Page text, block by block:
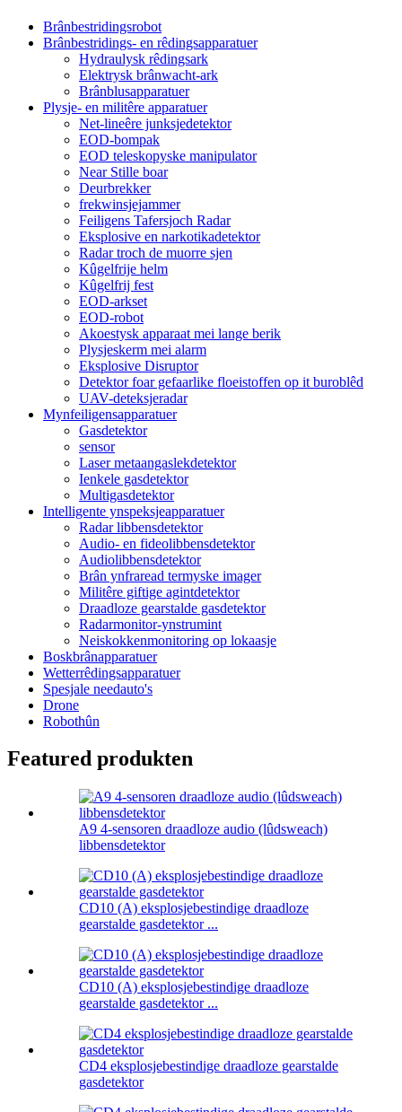
Brânbestridingsrobot
Brânbestridings- en rêdingsapparatuer
Hydraulysk rêdingsark
Elektrysk brânwacht-ark
Brânblusapparatuer
Plysje- en militêre apparatuer
Net-lineêre junksjedetektor
EOD-bompak
EOD teleskopyske manipulator
Near Stille boar
Deurbrekker
frekwinsjejammer
Feiligens Tafersjoch Radar
Eksplosive en narkotikadetektor
Radar troch de muorre sjen
Kûgelfrije helm
Kûgelfrij fest
EOD-arkset
EOD-robot
Akoestysk apparaat mei lange berik
Plysjeskerm mei alarm
Eksplosive Disruptor
Detektor foar gefaarlike floeistoffen op it buroblêd
UAV-deteksjeradar
Mynfeiligensapparatuer
Gasdetektor
sensor
Laser metaangaslekdetektor
Ienkele gasdetektor
Multigasdetektor
Intelligente ynspeksjeapparatuer
Radar libbensdetektor
Audio- en fideolibbensdetektor
Audiolibbensdetektor
Brân ynfraread termyske imager
Militêre giftige agintdetektor
Draadloze gearstalde gasdetektor
Radarmonitor-ynstrumint
Neiskokkenmonitoring op lokaasje
Boskbrânapparatuer
Wetterrêdingsapparatuer
Spesjale needauto's
Drone
Robothûn
Featured produkten
A9 4-sensoren draadloze audio (lûdsweach)
libbensdetektor
CD10 (A) eksplosjebestindige draadloze
gearstalde gasdetektor ...
CD10 (A) eksplosjebestindige draadloze
gearstalde gasdetektor ...
CD4 eksplosjebestindige draadloze gearstalde
gasdetektor